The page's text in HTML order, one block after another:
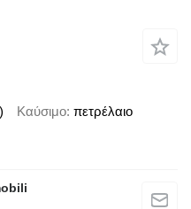
Καύσιμο πετρέλαιο